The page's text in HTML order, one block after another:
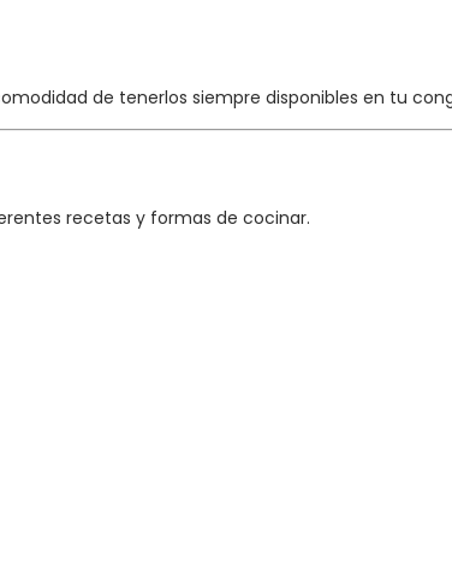
de tenerlos siempre disponibles en tu
recetas y formas de cocinar.